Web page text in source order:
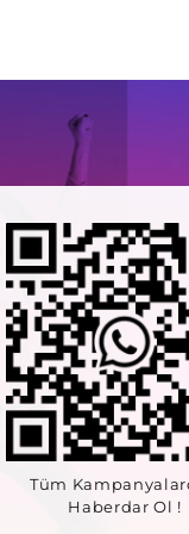
Tüm
Haberdar Ol !